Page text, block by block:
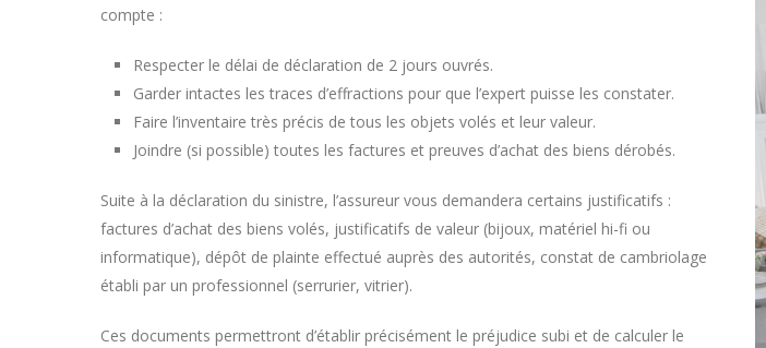
compte :
Respecter le délai de déclaration de 2 jours ouvrés.
Garder intactes les traces d’effractions pour que l’expert puisse les constater.
Faire l’inventaire très précis de tous les objets volés et leur valeur.
Joindre (si possible) toutes les factures et preuves d’achat des biens dérobés.
Suite à la déclaration du sinistre, l’assureur vous demandera certains justificatifs :
factures d’achat des biens volés, justificatifs de valeur (bijoux, matériel hi-fi ou
informatique), dépôt de plainte effectué auprès des autorités, constat de cambriolage
établi par un professionnel (serrurier, vitrier).
Ces documents permettront d’établir précisément le préjudice subi et de calculer le